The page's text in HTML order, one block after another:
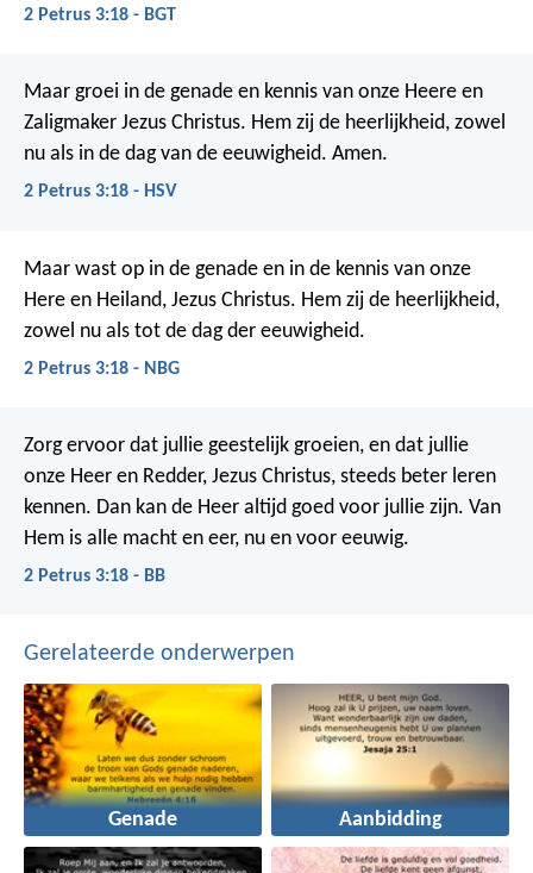
2 Petrus 3:18 - BGT
Maar groei in de genade en kennis van onze Heere en
Zaligmaker Jezus Christus. Hem zij de heerlijkheid, zowel
nu als in de dag van de eeuwigheid. Amen.
2 Petrus 3:18 - HSV
Maar wast op in de genade en in de kennis van onze
Here en Heiland, Jezus Christus. Hem zij de heerlijkheid,
zowel nu als tot de dag der eeuwigheid.
2 Petrus 3:18 - NBG
Zorg ervoor dat jullie geestelijk groeien, en dat jullie
onze Heer en Redder, Jezus Christus, steeds beter leren
kennen. Dan kan de Heer altijd goed voor jullie zijn. Van
Hem is alle macht en eer, nu en voor eeuwig.
2 Petrus 3:18 - BB
Gerelateerde onderwerpen
Genade Aanbidding